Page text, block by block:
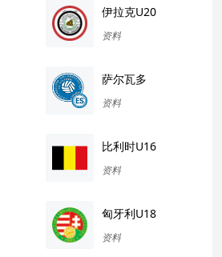
伊拉克U20
资料
萨尔瓦多
资料
比利时U16
资料
匈牙利U18
资料